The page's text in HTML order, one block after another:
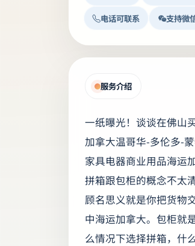
电话可联系 支持微
服务介绍
一纸曝光！谈谈在佛山
加拿大温哥华-多伦多-
家具电器商业用品海运
拼箱跟包柜的概念不太
顾名思义就是你把货物
中海运加拿大。包柜就
么情况下选择拼箱，什